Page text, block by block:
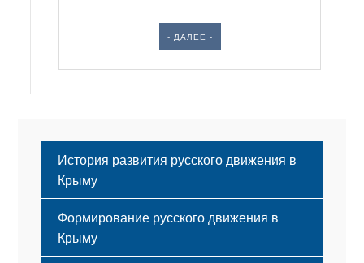
- ДАЛЕЕ -
История развития русского движения в
Крыму
Формирование русского движения в
Крыму
Русский Крым